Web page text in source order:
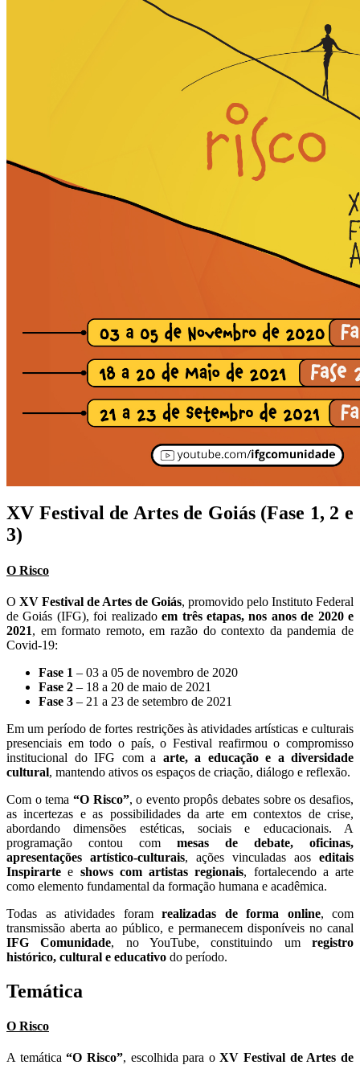
XV Festival de Artes de Goiás (Fase 1, 2 e
3)
O Risco
O XV Festival de Artes de Goiás, promovido pelo Instituto Federal
de Goiás (IFG), foi realizadoem três etapas, nos anos de 2020 e
2021, em formato remoto, em razão do contexto da pandemia de
Covid-19:
Fase 1 – 03 a 05 de novembro de 2020
Fase 2 – 18 a 20 de maio de 2021
Fase 3 – 21 a 23 de setembro de 2021
Em um período de fortes restrições às atividades artísticas e culturais
presenciais em todo o país, o Festival reafirmou o compromisso
institucional do IFG com a arte, a educação e a diversidade
cultural, mantendo ativos os espaços de criação, diálogo e reflexão.
Com o tema “O Risco”, o evento propôs debates sobre os desafios,
as incertezas e as possibilidades da arte em contextos de crise,
abordando dimensões estéticas, sociais e educacionais. A
programação contou com mesas de debate, oficinas,
apresentações artístico-culturais, ações vinculadas aos editais
Inspirarte e shows com artistas regionais, fortalecendo a arte
como elemento fundamental da formação humana e acadêmica.
Todas as atividades foram realizadas de forma online, com
transmissão aberta ao público, e permanecem disponíveis no canal
IFG Comunidade, no YouTube, constituindo umregistro
histórico, cultural e educativo do período.
Temática
O Risco
A temática“O Risco”, escolhida para oXV Festival de Artes de